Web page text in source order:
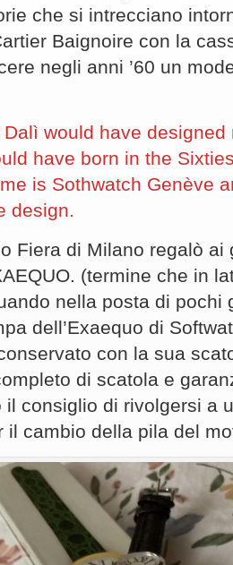
che si intrecciano
Baignoire con la
negli anni ’60 un
would have
have born in the
is Sothwatch Genève
design.
Fiera di Milano regalò ai
(termine che in
nella posta di pochi
dell’Exaequo di
con la sua
di scatola e
il consiglio di rivolgersi a
il cambio della pila del